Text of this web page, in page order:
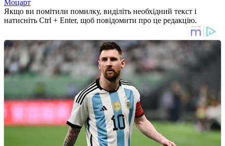
Моцарт
Якщо ви помітили помилку, виділіть необхідний текст і
натисніть Ctrl + Enter, щоб повідомити про це редакцію.